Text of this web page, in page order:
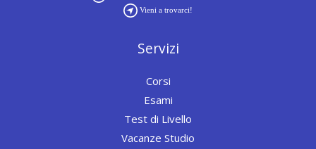
Vieni a trovarci!
Servizi
Corsi
Esami
Test di Livello
Vacanze Studio